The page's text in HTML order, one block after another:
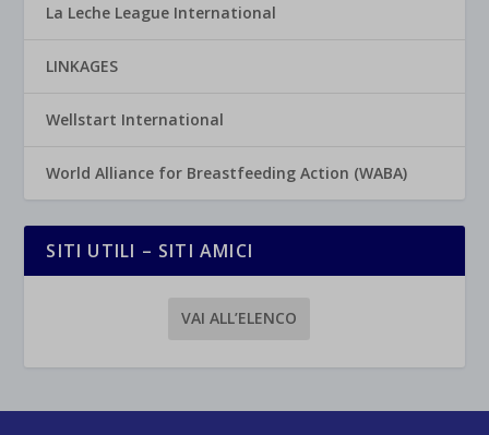
La Leche League International
LINKAGES
Wellstart International
World Alliance for Breastfeeding Action (WABA)
SITI UTILI – SITI AMICI
VAI ALL’ELENCO